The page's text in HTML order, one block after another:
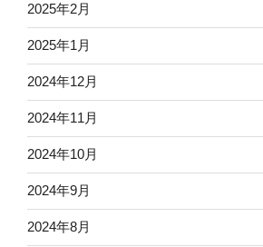
2025年2月
2025年1月
2024年12月
2024年11月
2024年10月
2024年9月
2024年8月